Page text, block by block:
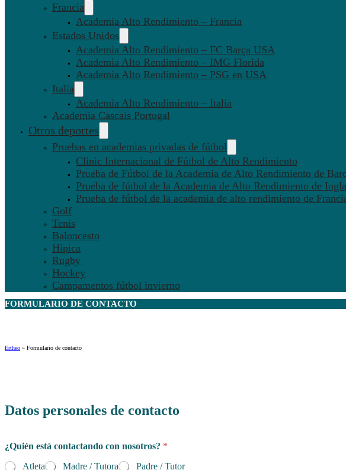
Francia
Academia Alto Rendimiento – Francia
Estados Unidos
Academia Alto Rendimiento – FC Barça USA
Academia Alto Rendimiento – IMG Florida
Academia Alto Rendimiento – PSG en USA
Italia
Academia Alto Rendimiento – Italia
Academia Cascais Portugal
Otros deportes
Pruebas en academias privadas de fútbol
Clinic Internacional de Fútbol de Alto Rendimiento
Prueba de Fútbol de la Academia de Alto Rendimiento de
Prueba de fútbol de la Academia de Alto Rendimiento de
Prueba de fútbol de la academia de alto rendimiento de
Golf
Tenis
Baloncesto
Hípica
Rugby
Hockey
Campamentos fútbol invierno
FORMULARIO DE CONTACTO
Ertheo » Formulario de contacto
o
l
i
c
Datos personales de contacto
¿Quién está contactando con nosotros? *
Atleta
Madre / Tutora Padre / Tutor